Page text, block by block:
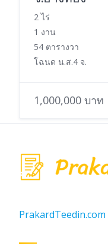
2 ไร่
1 งาน
54 ตารางวา
โฉนด น.ส.4 จ.
1,000,000 บาท
PrakardTeedin.com